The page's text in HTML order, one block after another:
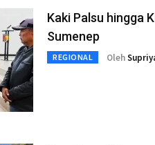
Kaki Palsu hingga
Sumenep
REGIONAL Oleh